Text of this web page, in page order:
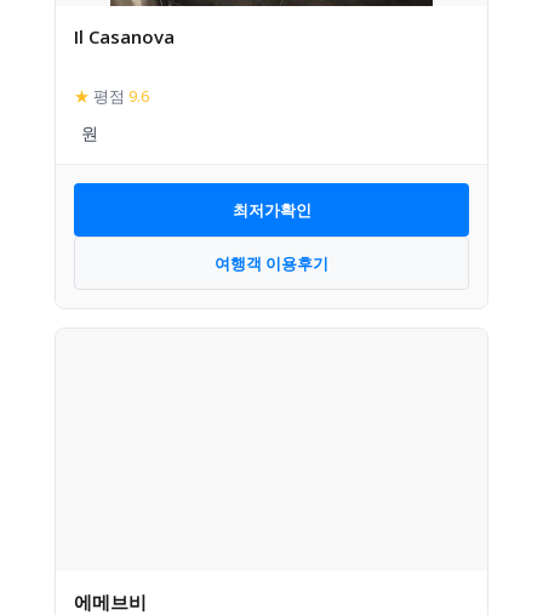
Il Casanova
★ 평점 9.6
최저가확인
여행객 이용후기
에메브비